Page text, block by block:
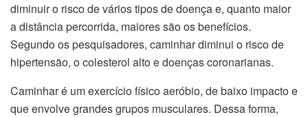
diminuir o risco de vários tipos de doença e, quanto maior
a distância percorrida, maiores são os benefícios.
Segundo os pesquisadores, caminhar diminui o risco de
hipertensão, o colesterol alto e doenças coronarianas.
Caminhar é um exercício físico aeróbio, de baixo impacto e
que envolve grandes grupos musculares. Dessa forma,